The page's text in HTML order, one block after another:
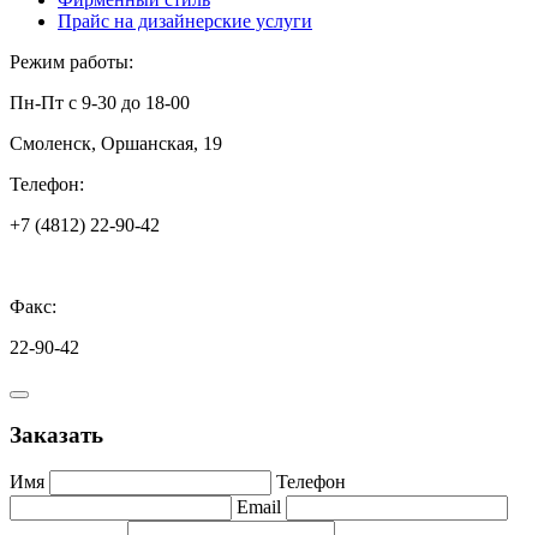
Прайс на дизайнерские услуги
Режим работы:
Пн-Пт с 9-30 до 18-00
Смоленск, Оршанская, 19
Телефон:
+7 (4812) 22-90-42
Факс:
22-90-42
Заказать
Имя
Телефон
Email